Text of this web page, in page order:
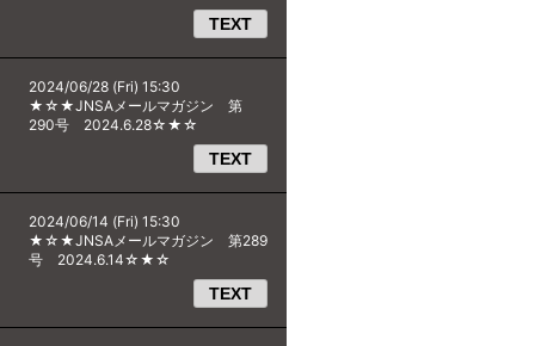
TEXT
2024/06/28 (Fri) 15:30
★☆★JNSAメールマガジン 第
290号 2024.6.28☆★☆
TEXT
2024/06/14 (Fri) 15:30
★☆★JNSAメールマガジン 第289
号 2024.6.14☆★☆
TEXT